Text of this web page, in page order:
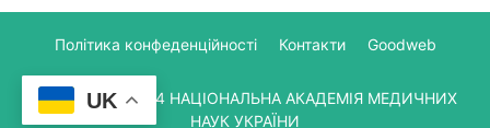
Політика конфеденційності Контакти Goodweb
© Copyright 2024 НАЦІОНАЛЬНА АКАДЕМІЯ МЕДИЧНИХ
НАУК УКРАЇНИ
UK